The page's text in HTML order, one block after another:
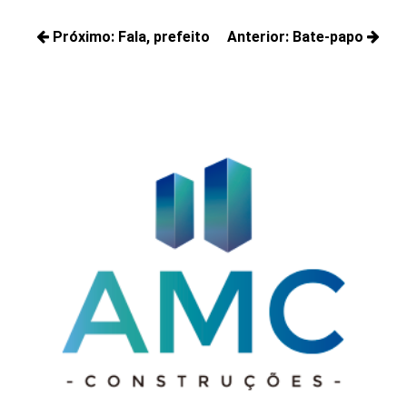
Navegação
Anterior: Bate-papo
Próximo: Fala, prefeito